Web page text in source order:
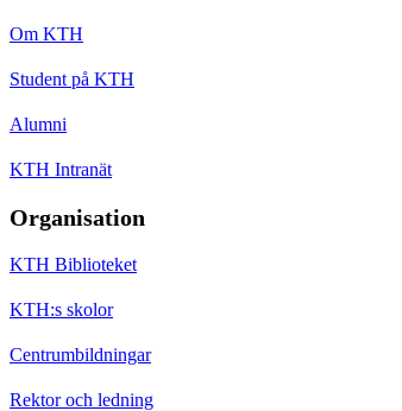
Om KTH
Student på KTH
Alumni
KTH Intranät
Organisation
KTH Biblioteket
KTH:s skolor
Centrumbildningar
Rektor och ledning